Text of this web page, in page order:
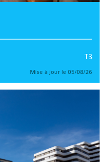
T3
Mise à jour le 05/08/26